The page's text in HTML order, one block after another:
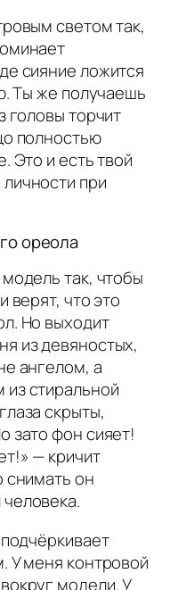
светом так,
сияние ложится
Ты же получаешь
головы торчит
полностью
Это и есть твой
при
ореола
так, чтобы
верят, что это
Но выходит
из девяностых,
ангелом, а
стиральной
скрыты,
зато фон сияет!
— кричит
снимать он
У меня контровой
модели. У